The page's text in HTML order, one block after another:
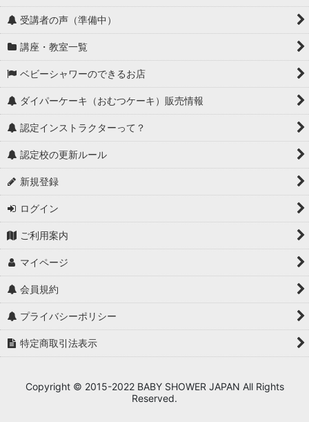
受講者の声（準備中）
講座・教室一覧
ベビーシャワーのできるお店
ダイパーケーキ（おむつケーキ）販売情報
認定インストラクターって？
認定校の更新ルール
新規登録
ログイン
ご利用案内
マイページ
会員規約
プライバシーポリシー
特定商取引法表示
Copyright © 2015-2022 BABY SHOWER JAPAN All Rights
Reserved.